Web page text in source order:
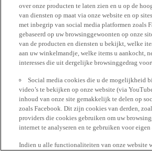
over onze producten te laten zien en u op de
van diensten op maat via onze website en op
met inbegrip van social media platformen zoals
gebaseerd op uw browsinggewoonten op onze
van de producten en diensten u bekijkt, welke
aan uw winkelmandje, welke items u aankocht,
interesses die uit dergelijke browsinggedrag
Social media cookies die u de mogelijkheid
video’s te bekijken op onze website (via
inhoud van onze site gemakkelijk te delen op
zoals Facebook. Dit zijn cookies van derden,
providers die cookies gebruiken om uw
internet te analyseren en te gebruiken voor eigen
Indien u alle functionaliteiten van onze website